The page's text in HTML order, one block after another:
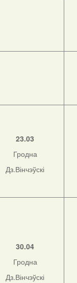
23.03
Гродна
Дз.Вінчэўскі
30.04
Гродна
Дз.Вінчэўскі